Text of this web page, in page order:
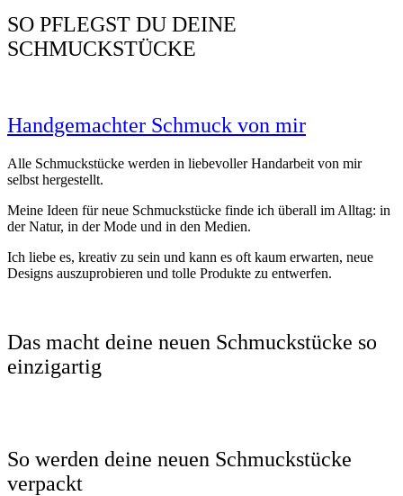
SO PFLEGST DU DEINE
SCHMUCKSTÜCKE
Handgemachter Schmuck von mir
Alle Schmuckstücke werden in liebevoller Handarbeit von mir
selbst hergestellt.
Meine Ideen für neue Schmuckstücke finde ich überall im Alltag: in
der Natur, in der Mode und in den Medien.
Ich liebe es, kreativ zu sein und kann es oft kaum erwarten, neue
Designs auszuprobieren und tolle Produkte zu entwerfen.
Das macht deine neuen Schmuckstücke so
einzigartig
So werden deine neuen Schmuckstücke
verpackt